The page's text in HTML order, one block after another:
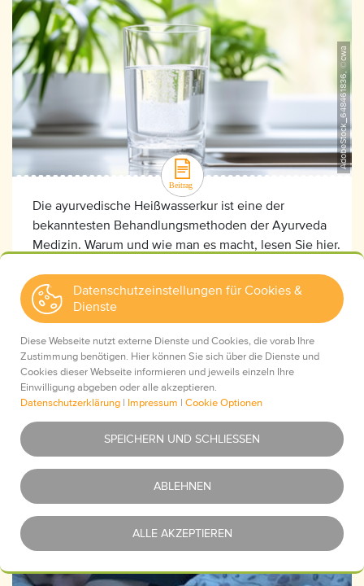
AdobeStock_648461836, ©cwa
Die ayurvedische Heißwasserkur ist eine der
bekanntesten Behandlungsmethoden der Ayurveda
Medizin. Warum und wie man es macht, lesen Sie hier.
Ayurvedische Heißwasserkur
Ayurveda bei Schlafproblemen
Datenschutzeinstellungen für Cookies &
Dienste
Diese Webseite nutzt externe Dienste und Cookies, die vorab Ihre
Zustimmung benötigen. Hier können Sie sich über die Dienste und
Cookies dieser Webseite informieren und jeweils einzeln Ihre
Einwilligung abgeben oder alle akzeptieren.
Datenschutzerklärung | Impressum | Cookie Optionen
Was ist das?
Was ist das?
Google Analytics (UA) Was ist das?
SPEICHERN UND SCHLIESSEN
ABLEHNEN
ALLE AKZEPTIEREN